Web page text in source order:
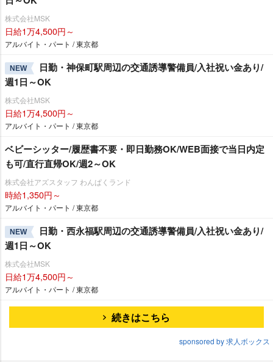
株式会社MSK
日給1万4,500円～
アルバイト・パート / 東京都
NEW
日勤・神保町駅周辺の交通誘導警備員/入社祝い金あり/
週1日～OK
株式会社MSK
日給1万4,500円～
アルバイト・パート / 東京都
ベビーシッター/履歴書不要・即日勤務OK/WEB面接で当日内定
も可/直行直帰OK/週2～OK
株式会社アズスタッフ わんぱくランド
時給1,350円～
アルバイト・パート / 東京都
NEW
日勤・西永福駅周辺の交通誘導警備員/入社祝い金あり/
週1日～OK
株式会社MSK
日給1万4,500円～
アルバイト・パート / 東京都
続きはこちら
sponsored by 求人ボックス